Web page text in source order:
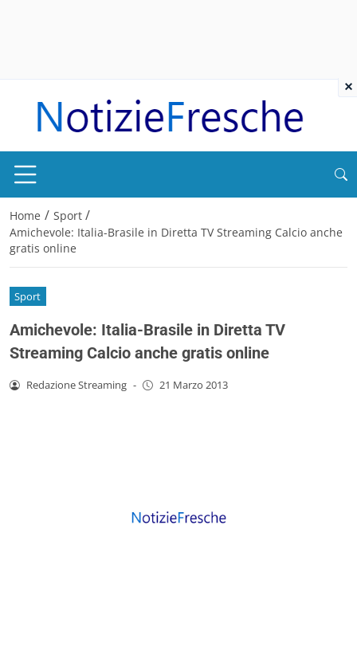
Home / Sport /
Amichevole: Italia-Brasile in Diretta TV Streaming Calcio anche
gratis online
Sport
Amichevole: Italia-Brasile in Diretta TV
Streaming Calcio anche gratis online
Redazione Streaming - 21 Marzo 2013
×